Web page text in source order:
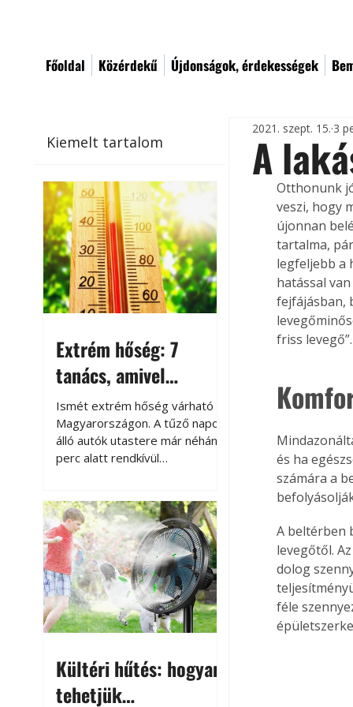
Főoldal Közérdekű Újdonságok, érdekességek
Kiemelt tartalom
Extrém hőség: 7
tanács, amivel
megóvhatjuk
autónkat a nyári
károktól
Ismét extrém hőség várható
Magyarországon. A tűző napon
álló autók utastere már néhány
perc alatt rendkívül
megközelítheti. Ez nemcsak a
beszállást teszi kellemetlenné,
hanem az autó állapotára és a
benne hagyott tárgyakra is
káros hatással lehet. Néhány
egyszerű óvintézkedéssel
azonban jelentősen
csökkenthetjük a hőség káros
Kültéri hűtés: hogyan
tehetjük
A
2021. szept. 15. 3
Otthonunk
veszi, hogy
újonnan
tartalma,
legfeljebb a
hatással
fejfájásban,
friss levegő”.
és ha
számára a
A beltérben
levegőtől.
dolog
féle